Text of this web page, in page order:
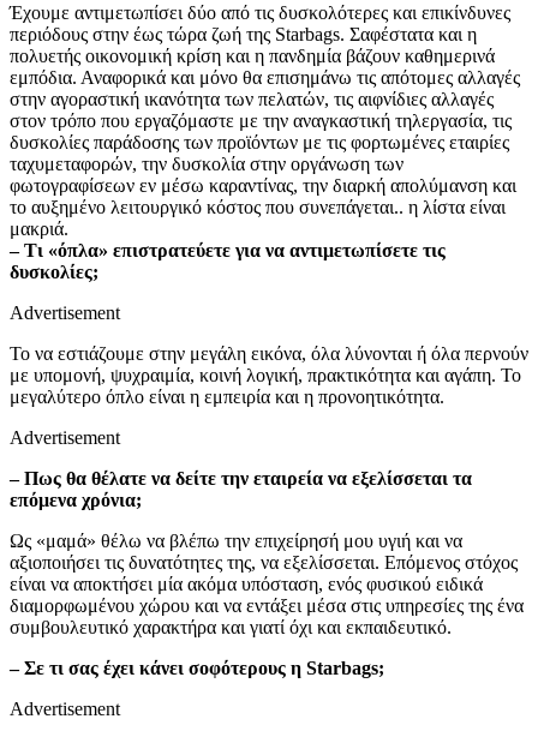
Έχουμε αντιμετωπίσει δύο από τις δυσκολότερες και επικίνδυνες
περιόδους στην έως τώρα ζωή της Starbags. Σαφέστατα και η
πολυετής οικονομική κρίση και η πανδημία βάζουν καθημερινά
εμπόδια. Αναφορικά και μόνο θα επισημάνω τις απότομες αλλαγές
στην αγοραστική ικανότητα των πελατών, τις αιφνίδιες αλλαγές
στον τρόπο που εργαζόμαστε με την αναγκαστική τηλεργασία, τις
δυσκολίες παράδοσης των προϊόντων με τις φορτωμένες εταιρίες
ταχυμεταφορών, την δυσκολία στην οργάνωση των
φωτογραφίσεων εν μέσω καραντίνας, την διαρκή απολύμανση και
το αυξημένο λειτουργικό κόστος που συνεπάγεται.. η λίστα είναι
μακριά.
– Τι «όπλα» επιστρατεύετε για να αντιμετωπίσετε τις
δυσκολίες;
Advertisement
Το να εστιάζουμε στην μεγάλη εικόνα, όλα λύνονται ή όλα περνούν
με υπομονή, ψυχραιμία, κοινή λογική, πρακτικότητα και αγάπη. Το
μεγαλύτερο όπλο είναι η εμπειρία και η προνοητικότητα.
Advertisement
– Πως θα θέλατε να δείτε την εταιρεία να εξελίσσεται τα
επόμενα χρόνια;
Ως «μαμά» θέλω να βλέπω την επιχείρησή μου υγιή και να
αξιοποιήσει τις δυνατότητες της, να εξελίσσεται. Επόμενος στόχος
είναι να αποκτήσει μία ακόμα υπόσταση, ενός φυσικού ειδικά
διαμορφωμένου χώρου και να εντάξει μέσα στις υπηρεσίες της ένα
συμβουλευτικό χαρακτήρα και γιατί όχι και εκπαιδευτικό.
– Σε τι σας έχει κάνει σοφότερους η Starbags;
Advertisement